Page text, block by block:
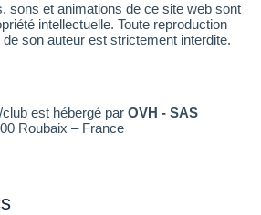
sons et animations de ce site web sont
intellectuelle. Toute reproduction
son auteur est strictement interdite.
est hébergé parOVH - SAS
Roubaix – France